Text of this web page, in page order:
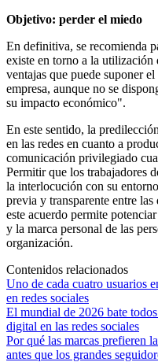
Objetivo: perder el miedo
En definitiva, se recomienda
existe en torno a la utilización
ventajas que puede suponer
empresa, aunque no se
su impacto económico".
En este sentido, la
en las redes en cuanto a
comunicación privilegiado
Permitir que los trabajadores
la interlocución con su
previa y transparente entre las
este acuerdo permite
y la marca personal de las
organización.
Contenidos relacionados
Uno de cada cuatro usuarios
en redes sociales
El mundial de 2026 bate
digital en las redes sociales
Por qué las marcas prefieren
antes que los grandes